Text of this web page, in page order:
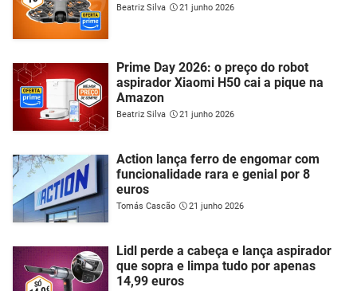
Beatriz Silva 21 junho 2026
Prime Day 2026: o preço do robot
aspirador Xiaomi H50 cai a pique na
Amazon
Beatriz Silva 21 junho 2026
Action lança ferro de engomar com
funcionalidade rara e genial por 8
euros
Tomás Cascão 21 junho 2026
Lidl perde a cabeça e lança aspirador
que sopra e limpa tudo por apenas
14,99 euros